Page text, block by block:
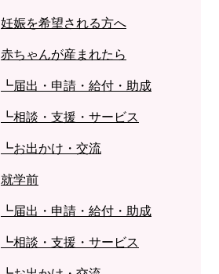
妊娠を希望される方へ
赤ちゃんが産まれたら
┗届出・申請・給付・助成
┗相談・支援・サービス
┗お出かけ・交流
就学前
┗届出・申請・給付・助成
┗相談・支援・サービス